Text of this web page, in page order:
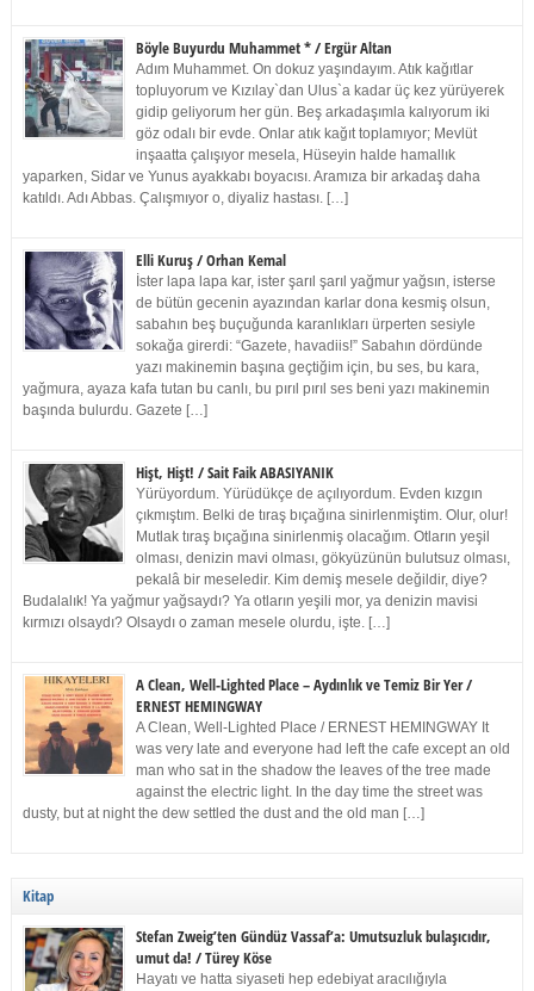
Böyle Buyurdu Muhammet * / Ergür Altan
Adım Muhammet. On dokuz yaşındayım. Atık kağıtlar
topluyorum ve Kızılay`dan Ulus`a kadar üç kez yürüyerek
gidip geliyorum her gün. Beş arkadaşımla kalıyorum iki
göz odalı bir evde. Onlar atık kağıt toplamıyor; Mevlüt
inşaatta çalışıyor mesela, Hüseyin halde hamallık
yaparken, Sidar ve Yunus ayakkabı boyacısı. Aramıza bir arkadaş daha
katıldı. Adı Abbas. Çalışmıyor o, diyaliz hastası. […]
Elli Kuruş / Orhan Kemal
İster lapa lapa kar, ister şarıl şarıl yağmur yağsın, isterse
de bütün gecenin ayazından karlar dona kesmiş olsun,
sabahın beş buçuğunda karanlıkları ürperten sesiyle
sokağa girerdi: “Gazete, havadiis!” Sabahın dördünde
yazı makinemin başına geçtiğim için, bu ses, bu kara,
yağmura, ayaza kafa tutan bu canlı, bu pırıl pırıl ses beni yazı makinemin
başında bulurdu. Gazete […]
Hişt, Hişt! / Sait Faik ABASIYANIK
Yürüyordum. Yürüdükçe de açılıyordum. Evden kızgın
çıkmıştım. Belki de tıraş bıçağına sinirlenmiştim. Olur, olur!
Mutlak tıraş bıçağına sinirlenmiş olacağım. Otların yeşil
olması, denizin mavi olması, gökyüzünün bulutsuz olması,
pekalâ bir meseledir. Kim demiş mesele değildir, diye?
Budalalık! Ya yağmur yağsaydı? Ya otların yeşili mor, ya denizin mavisi
kırmızı olsaydı? Olsaydı o zaman mesele olurdu, işte. […]
A Clean, Well-Lighted Place – Aydınlık ve Temiz Bir Yer /
ERNEST HEMINGWAY
A Clean, Well-Lighted Place / ERNEST HEMINGWAY It
was very late and everyone had left the cafe except an old
man who sat in the shadow the leaves of the tree made
against the electric light. In the day time the street was
dusty, but at night the dew settled the dust and the old man […]
Kitap
Stefan Zweig’ten Gündüz Vassaf’a: Umutsuzluk bulaşıcıdır,
umut da! / Türey Köse
Hayatı ve hatta siyaseti hep edebiyat aracılığıyla